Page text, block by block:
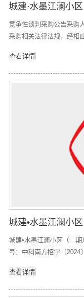
竞争性谈判采购公告采购
采购相关法律法规，经相
项目由采购人委托中科南
动，现欢迎国内合格的投
查看详情
城建•水墨江澜小区（二
号：中科南方招字〔2024
东威振建设工程有限公司
安数码城10号楼102室
查看详情